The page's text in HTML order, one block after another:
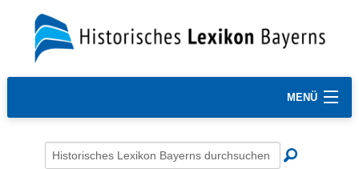
MENÜ